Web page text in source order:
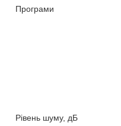
Програми
Рівень шуму, дБ